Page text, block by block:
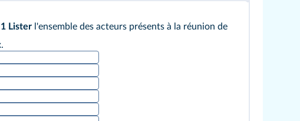
Lister l'ensemble des acteurs présents à la réunion de